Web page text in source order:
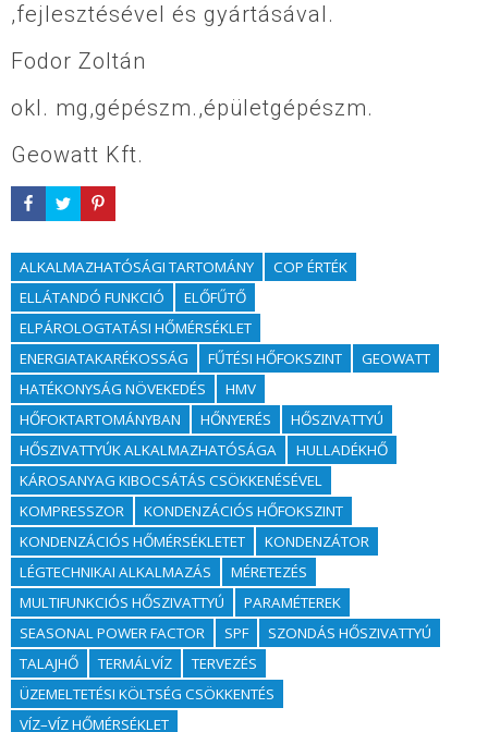
,fejlesztésével és gyártásával.
Fodor Zoltán
okl. mg,gépészm.,épületgépészm.
Geowatt Kft.
ALKALMAZHATÓSÁGI TARTOMÁNY
COP ÉRTÉK
ELLÁTANDÓ FUNKCIÓ
ELŐFŰTŐ
ELPÁROLOGTATÁSI HŐMÉRSÉKLET
ENERGIATAKARÉKOSSÁG
FŰTÉSI HŐFOKSZINT
GEOWATT
HATÉKONYSÁG NÖVEKEDÉS
HMV
HŐFOKTARTOMÁNYBAN
HŐNYERÉS
HŐSZIVATTYÚ
HŐSZIVATTYÚK ALKALMAZHATÓSÁGA
HULLADÉKHŐ
KÁROSANYAG KIBOCSÁTÁS CSÖKKENÉSÉVEL
KOMPRESSZOR
KONDENZÁCIÓS HŐFOKSZINT
KONDENZÁCIÓS HŐMÉRSÉKLETET
KONDENZÁTOR
LÉGTECHNIKAI ALKALMAZÁS
MÉRETEZÉS
MULTIFUNKCIÓS HŐSZIVATTYÚ
PARAMÉTEREK
SEASONAL POWER FACTOR
SPF
SZONDÁS HŐSZIVATTYÚ
TALAJHŐ
TERMÁLVÍZ
TERVEZÉS
ÜZEMELTETÉSI KÖLTSÉG CSÖKKENTÉS
VÍZ–VÍZ HŐMÉRSÉKLET